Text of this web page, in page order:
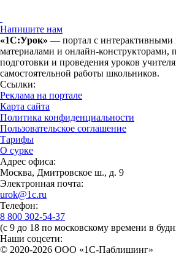
Напишите нам
«1С:Урок» — портал с
материалами и онлайн-конструкторами,
подготовки и проведения уроков
самостоятельной работы школьников.
Ссылки:
Реклама на портале
Карта сайта
Политика конфиденциальности
Пользовательское соглашение
Тарифы
О сурке
Адрес офиса:
Москва, Дмитровское ш., д. 9
Электронная почта:
urok@1c.ru
Телефон:
8 800 302-54-37
(с 9 до 18 по московскому времени в
Наши соцсети:
© 2020-2026 OOO «1С-Паблишинг»